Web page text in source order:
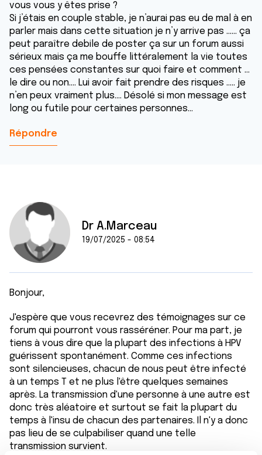
vous vous y êtes prise ?
Si j’étais en couple stable, je n’aurai pas eu de mal à en
parler mais dans cette situation je n’y arrive pas …… ça
peut paraître debile de poster ça sur un forum aussi
sérieux mais ça me bouffe littéralement la vie toutes
ces pensées constantes sur quoi faire et comment …
le dire ou non…. Lui avoir fait prendre des risques ….. je
n’en peux vraiment plus…. Désolé si mon message est
long ou futile pour certaines personnes…
Répondre
Dr A.Marceau
19/07/2025 - 08:54
Bonjour,
J'espère que vous recevrez des témoignages sur ce
forum qui pourront vous rasséréner. Pour ma part, je
tiens à vous dire que la plupart des infections à HPV
guérissent spontanément. Comme ces infections
sont silencieuses, chacun de nous peut être infecté
à un temps T et ne plus l'être quelques semaines
après. La transmission d'une personne à une autre est
donc très aléatoire et surtout se fait la plupart du
temps à l'insu de chacun des partenaires. Il n'y a donc
pas lieu de se culpabiliser quand une telle
transmission survient.